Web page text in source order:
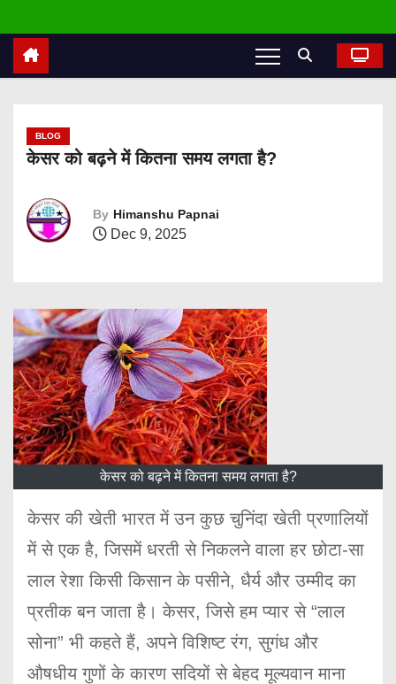
BLOG
केसर को बढ़ने में कितना समय लगता है?
By Himanshu Papnai
Dec 9, 2025
केसर को बढ़ने में कितना समय लगता है?
केसर की खेती भारत में उन कुछ चुनिंदा खेती प्रणालियों
में से एक है, जिसमें धरती से निकलने वाला हर छोटा-सा
लाल रेशा किसी किसान के पसीने, धैर्य और उम्मीद का
प्रतीक बन जाता है। केसर, जिसे हम प्यार से “लाल
सोना” भी कहते हैं, अपने विशिष्ट रंग, सुगंध और
औषधीय गुणों के कारण सदियों से बेहद मूल्यवान माना